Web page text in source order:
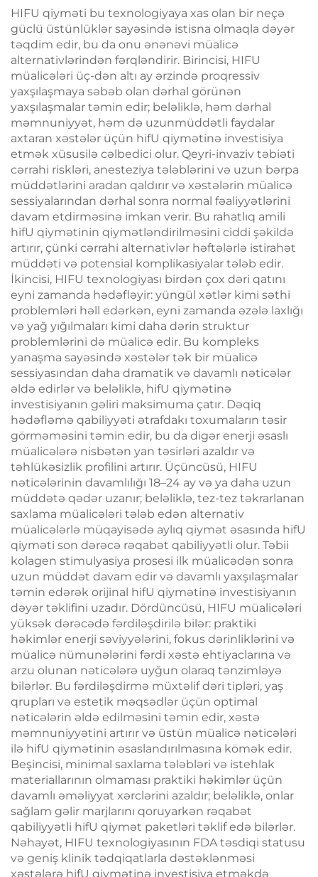
itirmə kosmetik maşın
və Gərginləşdirilməsi,
Üzün Radiofrekvanslı
Emalı, Çəki Itirmə və
Bədənin İncələnməsi
HIFU qiyməti bu texnologiyaya xas olan bir neçə
güclü üstünlüklər sayəsində istisna olmaqla dəyər
təqdim edir, bu da onu ənənəvi müalicə
alternativlərindən fərqləndirir. Birincisi, HIFU
müalicələri üç-dən altı ay ərzində proqressiv
yaxşılaşmaya səbəb olan dərhal görünən
yaxşılaşmalar təmin edir; beləliklə, həm dərhal
məmnuniyyət, həm də uzunmüddətli faydalar
axtaran xəstələr üçün hifU qiymətinə investisiya
etmək xüsusilə cəlbedici olur. Qeyri-invaziv təbiəti
cərrahi riskləri, anesteziya tələblərini və uzun bərpa
müddətlərini aradan qaldırır və xəstələrin müalicə
sessiyalarından dərhal sonra normal fəaliyyətlərini
davam etdirməsinə imkan verir. Bu rahatlıq amili
hifU qiymətinin qiymətləndirilməsini ciddi şəkildə
artırır, çünki cərrahi alternativlər həftələrlə istirahət
müddəti və potensial komplikasiyalar tələb edir.
İkincisi, HIFU texnologiyası birdən çox dəri qatını
eyni zamanda hədəfləyir: yüngül xətlər kimi səthi
problemləri həll edərkən, eyni zamanda əzələ laxlığı
və yağ yığılmaları kimi daha dərin struktur
problemlərini də müalicə edir. Bu kompleks
yanaşma sayəsində xəstələr tək bir müalicə
sessiyasından daha dramatik və davamlı nəticələr
əldə edirlər və beləliklə, hifU qiymətinə
investisiyanın gəliri maksimuma çatır. Dəqiq
hədəfləmə qabiliyyəti ətrafdakı toxumaların təsir
görməməsini təmin edir, bu da digər enerji əsaslı
müalicələrə nisbətən yan təsirləri azaldır və
təhlükəsizlik profilini artırır. Üçüncüsü, HIFU
nəticələrinin davamlılığı 18–24 ay və ya daha uzun
müddətə qədər uzanır; beləliklə, tez-tez təkrarlanan
saxlama müalicələri tələb edən alternativ
müalicələrlə müqayisədə aylıq qiymət əsasında hifU
qiyməti son dərəcə rəqabət qabiliyyətli olur. Təbii
kolagen stimulyasiya prosesi ilk müalicədən sonra
uzun müddət davam edir və davamlı yaxşılaşmalar
təmin edərək orijinal hifU qiymətinə investisiyanın
dəyər təklifini uzadır. Dördüncüsü, HIFU müalicələri
yüksək dərəcədə fərdiləşdirilə bilər: praktiki
həkimlər enerji səviyyələrini, fokus dərinliklərini və
müalicə nümunələrini fərdi xəstə ehtiyaclarına və
arzu olunan nəticələrə uyğun olaraq tənzimləyə
bilərlər. Bu fərdiləşdirmə müxtəlif dəri tipləri, yaş
qrupları və estetik məqsədlər üçün optimal
nəticələrin əldə edilməsini təmin edir, xəstə
məmnuniyyətini artırır və üstün müalicə nəticələri
ilə hifU qiymətinin əsaslandırılmasına kömək edir.
Beşincisi, minimal saxlama tələbləri və istehlak
materiallarının olmaması praktiki həkimlər üçün
davamlı əməliyyat xərclərini azaldır; beləliklə, onlar
sağlam gəlir marjlarını qoruyarkən rəqabət
qabiliyyətli hifU qiymət paketləri təklif edə bilərlər.
Nəhayət, HIFU texnologiyasının FDA təsdiqi statusu
və geniş klinik tədqiqatlarla dəstəklənməsi
xəstələrə hifU qiymətinə investisiya etməkdə